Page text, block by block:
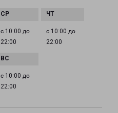
с 10:00 до
22:00
с 10:00 до
22:00
с 10:00 до
22:00